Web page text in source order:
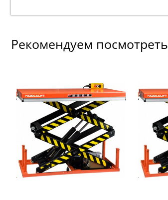
Рекомендуем посмотреть